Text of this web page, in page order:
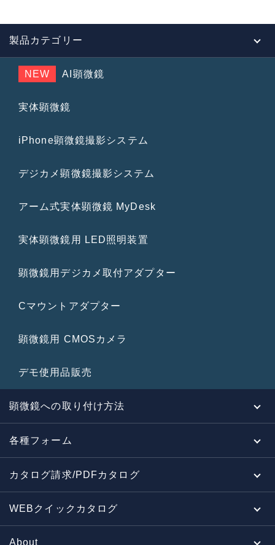
製品カテゴリー
NEW AI顕微鏡
実体顕微鏡
iPhone顕微鏡撮影システム
デジカメ顕微鏡撮影システム
アーム式実体顕微鏡 MyDesk
実体顕微鏡用 LED照明装置
顕微鏡用デジカメ取付アダプター
Cマウントアダプター
顕微鏡用 CMOSカメラ
デモ使用品販売
顕微鏡への取り付け方法
各種フォーム
カタログ請求/PDFカタログ
WEBクイックカタログ
About